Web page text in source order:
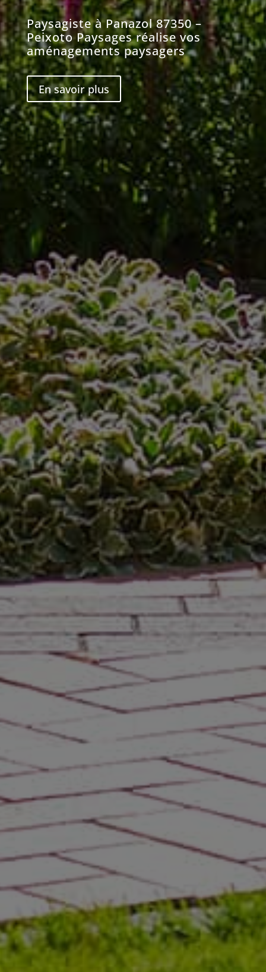
Paysagiste à Panazol87350–
Peixoto Paysages réalise vos
aménagements paysagers
En savoir plus